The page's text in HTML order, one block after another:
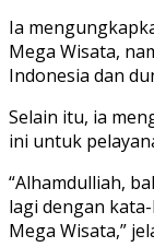
Ia
Mega Wisata,
Indonesia dan
Selain itu, ia
ini untuk
“Alhamdulliah,
lagi dengan
Mega Wisata,”